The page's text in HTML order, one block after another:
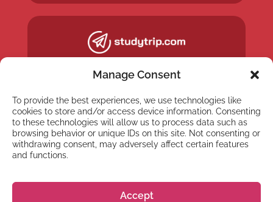
Manage Consent
To provide the best experiences, we use technologies like
cookies to store and/or access device information. Consenting
to these technologies will allow us to process data such as
browsing behavior or unique IDs on this site. Not consenting or
withdrawing consent, may adversely affect certain features
and functions.
Accept